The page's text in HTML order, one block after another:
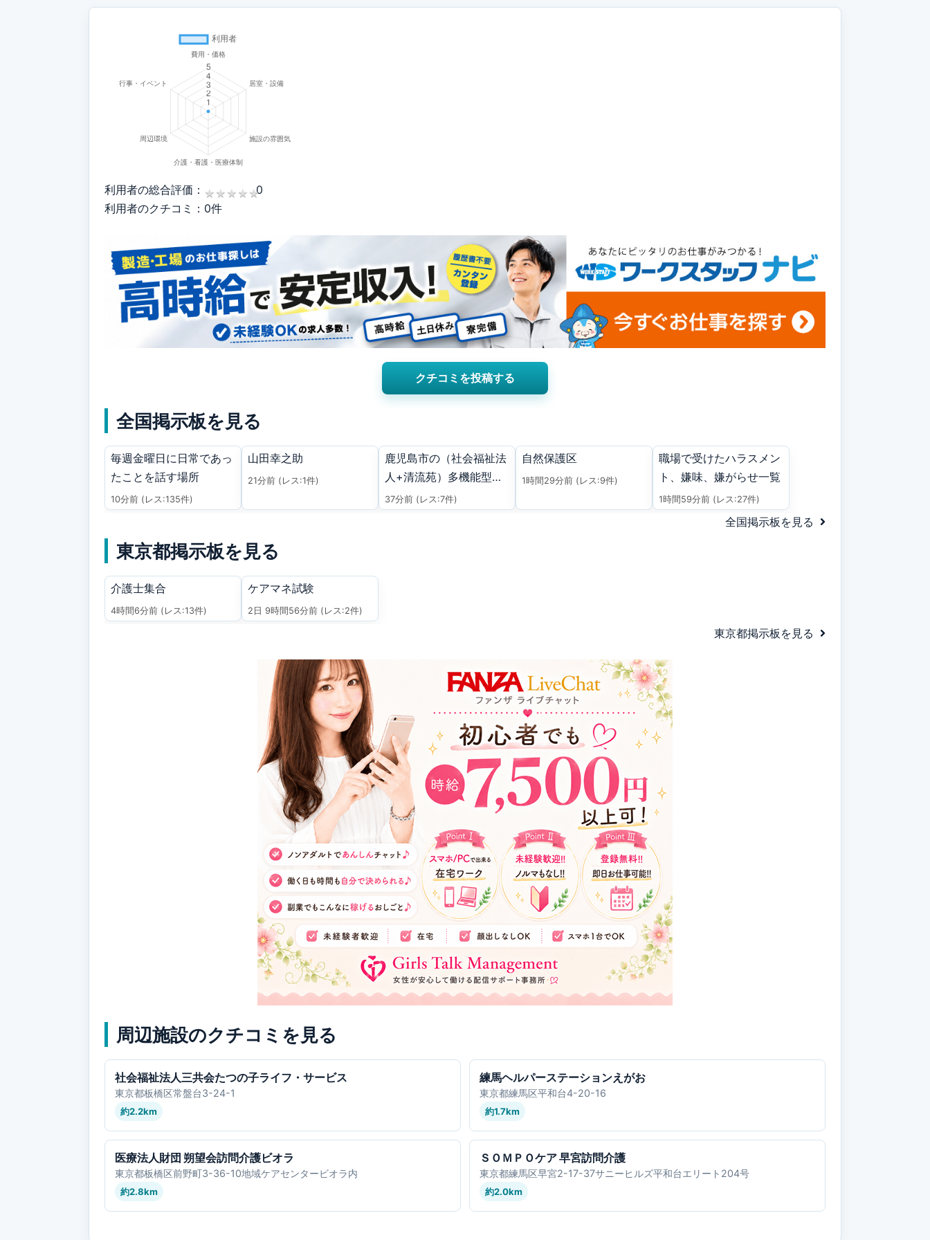
利用者の総合評価： ★ ★ ★ ★ ★
★ ★ ★ ★ ★0
利用者のクチコミ：0件
クチコミを投稿する
全国掲示板を見る
毎週金曜日に日常であっ
たことを話す場所
10分前 (レス:135件)
山田幸之助
21分前 (レス:1件)
鹿児島市の（社会福祉法
人+清流苑）多機能型事
業所+百花について。
37分前 (レス:7件)
自然保護区
1時間29分前 (レス:9件)
職場で受けたハラスメン
ト、嫌味、嫌がらせ一覧
1時間59分前 (レス:27件)
全国掲示板を見る
東京都掲示板を見る
介護士集合
4時間6分前 (レス:13件)
ケアマネ試験
2日 9時間56分前 (レス:2件)
東京都掲示板を見る
周辺施設のクチコミを見る
社会福祉法人三共会たつの子ライフ・サービス
東京都板橋区常盤台3-24-1
約2.2km
練馬ヘルパーステーションえがお
東京都練馬区平和台4-20-16
約1.7km
医療法人財団 朔望会訪問介護ビオラ
東京都板橋区前野町3-36-10地域ケアセンタービオラ内
約2.8km
ＳＯＭＰＯケア 早宮訪問介護
東京都練馬区早宮2-17-37サニーヒルズ平和台エリート204号
約2.0km